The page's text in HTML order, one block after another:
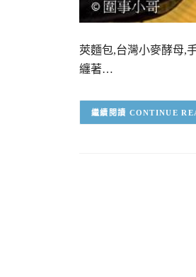
莢麵包,台灣小麥酵母,
纏著…
CONTINUE